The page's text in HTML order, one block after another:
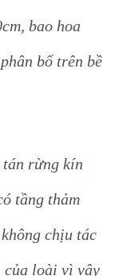
bao hoa
bố trên bề
rừng kín
tầng thảm
chịu tác
của loài vì vậy